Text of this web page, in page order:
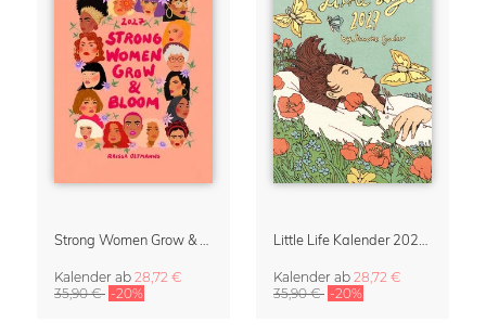
Strong Women Grow & Bloom Kalender 2027
Kalender ab 28,72 €
35,90 € -20%
Little Life Kalender 2027 von Simone Goder
Kalender ab 28,72 €
35,90 € -20%